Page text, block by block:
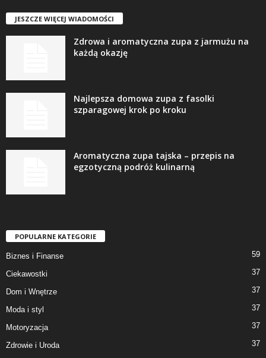
JESZCZE WIĘCEJ WIADOMOŚCI
Zdrowa i aromatyczna zupa z jarmużu na
każdą okazję
Najlepsza domowa zupa z fasolki
szparagowej krok po kroku
Aromatyczna zupa tajska – przepis na
egzotyczną podróż kulinarną
POPULARNE KATEGORIE
Biznes i Finanse 59
Ciekawostki 37
Dom i Wnętrze 37
Moda i styl 37
Motoryzacja 37
Zdrowie i Uroda
37